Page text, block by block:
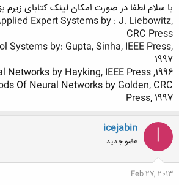
با سلام لطفا در صورت امکان لینک کتابای زیرم
Expert Systems by : J. Liebowitz,
CRC Press
Systems by: Gupta, Sinha, IEEE Press,
1997
Networks by Hayking, IEEE Press ,1996
Of Neural Networks by Golden, CRC
Press, 1997
I
icejabin
عضو جدید
Feb 27, 2013